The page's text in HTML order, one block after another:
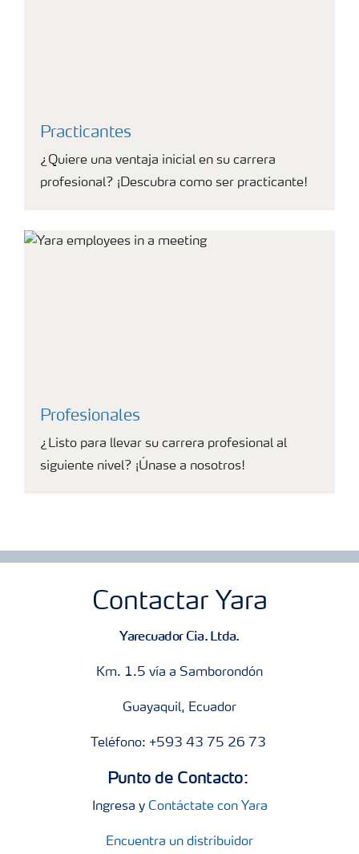
Practicantes
¿Quiere una ventaja inicial en su carrera
profesional? ¡Descubra como ser practicante!
Profesionales
¿Listo para llevar su carrera profesional al
siguiente nivel? ¡Únase a nosotros!
Contactar Yara
Yarecuador Cia. Ltda.
Km. 1.5 vía a Samborondón
Guayaquil, Ecuador
Teléfono: +593 43 75 26 73
Punto de Contacto:
Ingresa y Contáctate con Yara
Encuentra un distribuidor